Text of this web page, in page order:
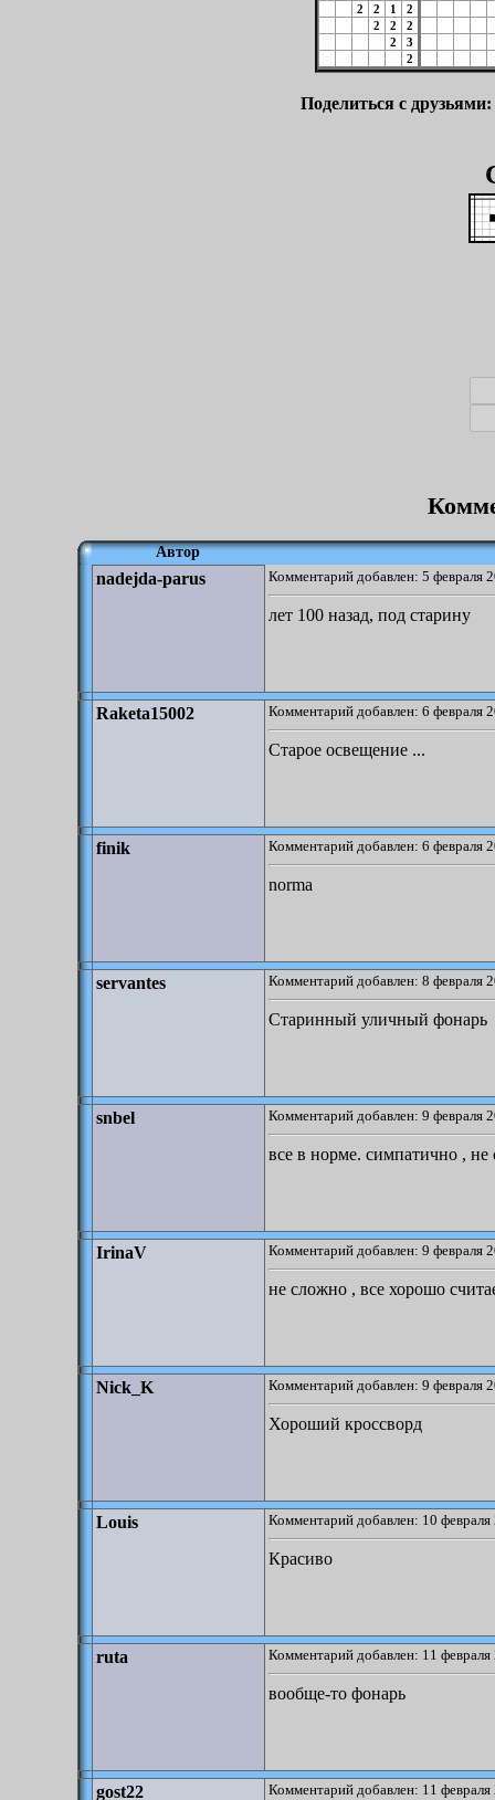
2
2 1
2
2
2
2
2
3
2
Поделиться с друзьями:
Автор
nadejda-parus Комментарий добавлен: 5 февраля
лет 100 назад, под старину
Raketa15002 Комментарий добавлен: 6 февраля
Старое освещение ...
finik Комментарий добавлен: 6 февраля
norma
servantes Комментарий добавлен: 8 февраля
Старинный уличный фонарь
snbel Комментарий добавлен: 9 февраля
все в норме. симпатично , не
IrinaV Комментарий добавлен: 9 февраля
не сложно , все хорошо
Nick_K Комментарий добавлен: 9 февраля
Хороший кроссворд
Louis Комментарий добавлен: 10
Красиво
ruta Комментарий добавлен: 11
вообще-то фонарь
gost22 Комментарий добавлен: 11